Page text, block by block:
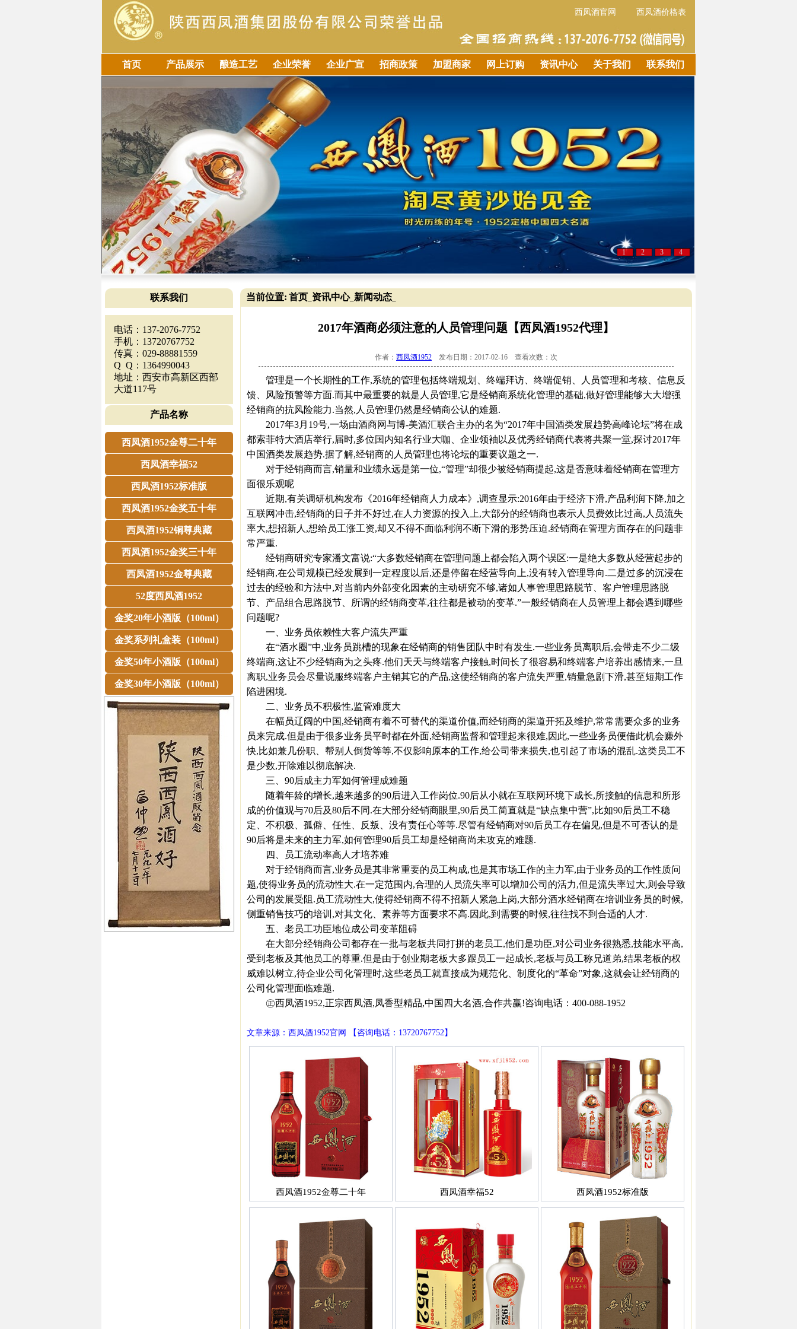
西凤酒官网 西凤酒价格表
首页 产品展示 酿造工艺 企业荣誉 企业广宣 招商政策 加盟商家 网上订购 资讯中心 关于我们 联系我们
1 2 3 4
联系我们
电话：137-2076-7752
手机：13720767752
传真：029-88881559
Q Q：1364990043
地址：西安市高新区西部
大道117号
产品名称
西凤酒1952金尊二十年
西凤酒幸福52
西凤酒1952标准版
西凤酒1952金奖五十年
西凤酒1952铜尊典藏
西凤酒1952金奖三十年
西凤酒1952金尊典藏
52度西凤酒1952
金奖20年小酒版（100ml）
金奖系列礼盒装（100ml）
金奖50年小酒版（100ml）
金奖30年小酒版（100ml）
当前位置: 首页 资讯中心_ 新闻动态
2017年酒商必须注意的人员管理问题【西凤酒1952代理】
作者： 西凤酒1952 发布日期：2017-02-16 查看次数： 次
管理是一个长期性的工作,系统的管理包括终端规划、终端拜访、终端促销、人员管理和考核、信息反
馈、风险预警等方面.而其中最重要的就是人员管理,它是经销商系统化管理的基础,做好管理能够大大增强
经销商的抗风险能力.当然,人员管理仍然是经销商公认的难题.
2017年3月19号,一场由酒商网与博-美酒汇联合主办的名为“2017年中国酒类发展趋势高峰论坛”将在成
都索菲特大酒店举行,届时,多位国内知名行业大咖、企业领袖以及优秀经销商代表将共聚一堂,探讨2017年
中国酒类发展趋势.据了解,经销商的人员管理也将论坛的重要议题之一.
对于经销商而言,销量和业绩永远是第一位,“管理”却很少被经销商提起,这是否意味着经销商在管理方
面很乐观呢
近期,有关调研机构发布《2016年经销商人力成本》,调查显示:2016年由于经济下滑,产品利润下降,加之
互联网冲击,经销商的日子并不好过,在人力资源的投入上,大部分的经销商也表示人员费效比过高,人员流失
率大,想招新人,想给员工涨工资,却又不得不面临利润不断下滑的形势压迫.经销商在管理方面存在的问题非
常严重.
经销商研究专家潘文富说:“大多数经销商在管理问题上都会陷入两个误区:一是绝大多数从经营起步的
经销商,在公司规模已经发展到一定程度以后,还是停留在经营导向上,没有转入管理导向.二是过多的沉浸在
过去的经验和方法中,对当前内外部变化因素的主动研究不够,诸如人事管理思路脱节、客户管理思路脱
节、产品组合思路脱节、所谓的经销商变革,往往都是被动的变革.”一般经销商在人员管理上都会遇到哪些
问题呢?
一、业务员依赖性大客户流失严重
在“酒水圈”中,业务员跳槽的现象在经销商的销售团队中时有发生.一些业务员离职后,会带走不少二级
终端商,这让不少经销商为之头疼.他们天天与终端客户接触,时间长了很容易和终端客户培养出感情来,一旦
离职,业务员会尽量说服终端客户主销其它的产品,这使经销商的客户流失严重,销量急剧下滑,甚至短期工作
陷进困境.
二、业务员不积极性,监管难度大
在幅员辽阔的中国,经销商有着不可替代的渠道价值,而经销商的渠道开拓及维护,常常需要众多的业务
员来完成.但是由于很多业务员平时都在外面,经销商监督和管理起来很难,因此,一些业务员便借此机会赚外
快,比如兼几份职、帮别人倒货等等,不仅影响原本的工作,给公司带来损失,也引起了市场的混乱.这类员工不
是少数,开除难以彻底解决.
三、90后成主力军如何管理成难题
随着年龄的增长,越来越多的90后进入工作岗位.90后从小就在互联网环境下成长,所接触的信息和所形
成的价值观与70后及80后不同.在大部分经销商眼里,90后员工简直就是“缺点集中营”,比如90后员工不稳
定、不积极、孤僻、任性、反叛、没有责任心等等.尽管有经销商对90后员工存在偏见,但是不可否认的是
90后将是未来的主力军,如何管理90后员工却是经销商尚未攻克的难题.
四、员工流动率高人才培养难
对于经销商而言,业务员是其非常重要的员工构成,也是其市场工作的主力军,由于业务员的工作性质问
题,使得业务员的流动性大.在一定范围内,合理的人员流失率可以增加公司的活力,但是流失率过大,则会导致
公司的发展受阻.员工流动性大,使得经销商不得不招新人紧急上岗,大部分酒水经销商在培训业务员的时候,
侧重销售技巧的培训,对其文化、素养等方面要求不高.因此,到需要的时候,往往找不到合适的人才.
五、老员工功臣地位成公司变革阻碍
在大部分经销商公司都存在一批与老板共同打拼的老员工,他们是功臣,对公司业务很熟悉,技能水平高,
受到老板及其他员工的尊重.但是由于创业期老板大多跟员工一起成长,老板与员工称兄道弟,结果老板的权
威难以树立,待企业公司化管理时,这些老员工就直接成为规范化、制度化的“革命”对象,这就会让经销商的
公司化管理面临难题.
㊣西凤酒1952,正宗西凤酒,凤香型精品,中国四大名酒,合作共赢!咨询电话：400-088-1952
文章来源：西凤酒1952官网 【咨询电话：13720767752】
西凤酒1952金尊二十年 西凤酒幸福52 西凤酒1952标准版